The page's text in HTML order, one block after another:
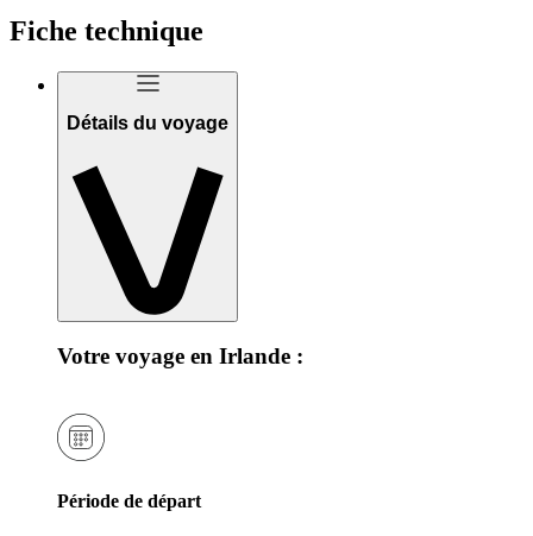
Fiche technique
Détails du voyage
Votre voyage en Irlande :
Période de départ